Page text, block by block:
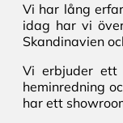
Vi har lång
idag har vi
Skandinavien
Vi erbjuder ett
heminredning
har ett